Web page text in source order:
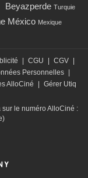
Beyazperde Turquie
México Mexique
| CGU | CGV |
Personnelles |
AlloCiné | Gérer Utiq
le numéro AlloCiné :